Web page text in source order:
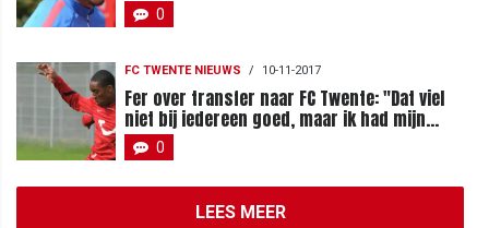
0
FC TWENTE NIEUWS / 10-11-2017
Fer over transfer naar FC Twente: "Dat viel
niet bij iedereen goed, maar ik had mijn
redenen"
0
LEES MEER